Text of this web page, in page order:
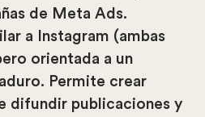
de Meta Ads.
a Instagram (ambas
orientada a un
Permite crear
difundir publicaciones y